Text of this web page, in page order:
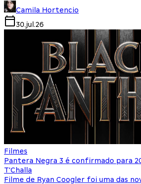
Camila Hortencio
30.jul.26
Filmes
Pantera Negra 3 é confirmado para
T'Challa
Filme de Ryan Coogler foi uma das